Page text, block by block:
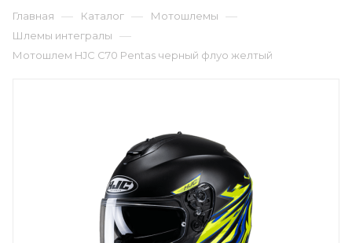
Главная — Каталог — Мотошлемы —
Шлемы интегралы —
Мотошлем HJC C70 Pentas черный флуо желтый